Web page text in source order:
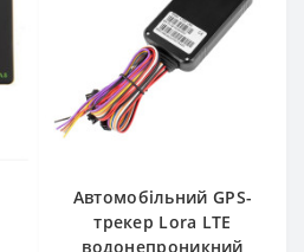
Автомобільний GPS-
трекер Lora LTE
водонепроникний